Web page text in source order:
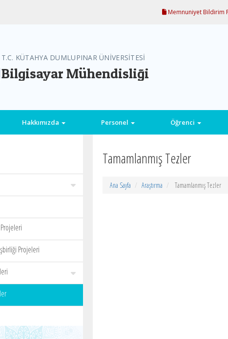
Memnuniyet Bildirim
T.C. KÜTAHYA DUMLUPINAR ÜNİVERSİTESİ
Bilgisayar Mühendisliği
Hakkımızda Personel Öğrenci
Projeleri
Tamamlanmış Tezler
Ana Sayfa Araştırma Tamamlanmış Tezler